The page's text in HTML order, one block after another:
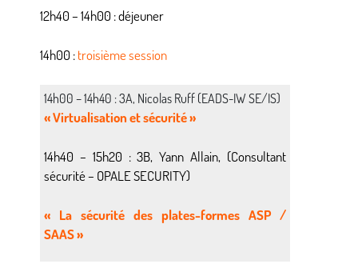
12h40 – 14h00 : déjeuner
14h00 :troisième session
14h00 – 14h40 : 3A, Nicolas Ruff (EADS-IW SE/IS)
« Virtualisation et sécurité »
14h40 – 15h20 : 3B, Yann Allain, (Consultant
sécurité – OPALE SECURITY)
« La sécurité des plates-formes ASP /
SAAS »